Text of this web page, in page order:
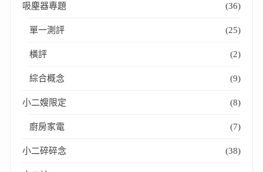
吸塵器專題 (36)
單一測評 (25)
橫評 (2)
綜合概念 (9)
小二嫂限定 (8)
廚房家電 (7)
小二碎碎念 (38)